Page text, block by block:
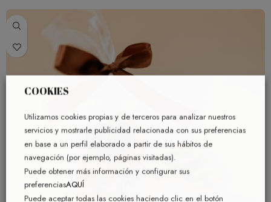
COOKIES
Utilizamos cookies propias y de terceros para analizar nuestros
servicios y mostrarle publicidad relacionada con sus preferencias
en base a un perfil elaborado a partir de sus hábitos de
navegación (por ejemplo, páginas visitadas).
Puede obtener más información y configurar sus
preferenciasAQUÍ
Puede aceptar todas las cookies haciendo clic en el botón